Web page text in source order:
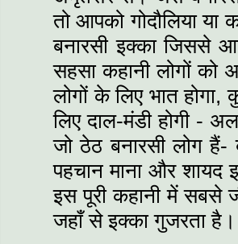
तो आपको गोदौलिया
बनारसी इक्‍का जिससे
सहसा कहानी लोगों
लोगों के लिए भात
लिए दाल-मंडी होगी -
जो ठेठ बनारसी लोग हैं-
पहचान माना और शायद
इस पूरी कहानी में सबसे
जहाँ से इक्‍का गुजरता है।